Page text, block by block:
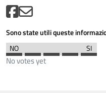
Sono state utili queste
No votes yet